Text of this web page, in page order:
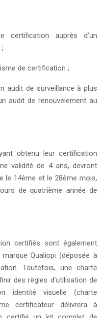
certification auprès d’un
de certification ;
audit de surveillance à plus
audit de renouvèlement au
obtenu leur certification
validité de 4 ans, devront
le 14ème et le 28ème mois,
de quatrième année de
certifiés sont également
Qualiopi (déposée à
Toutefois, une charte
des règles d’utilisation de
identité visuelle (charte
certificateur délivrera à